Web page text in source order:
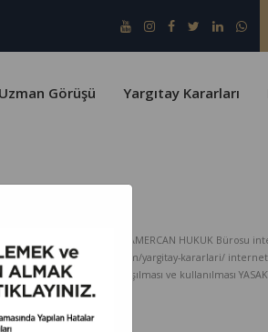
Uzman Görüşü Yargıtay Kararları
koruma altındadır. KARAMERCAN HUKUK Bürosu
yargitay-kararlari/ internet
paylaşılması ve kullanılması